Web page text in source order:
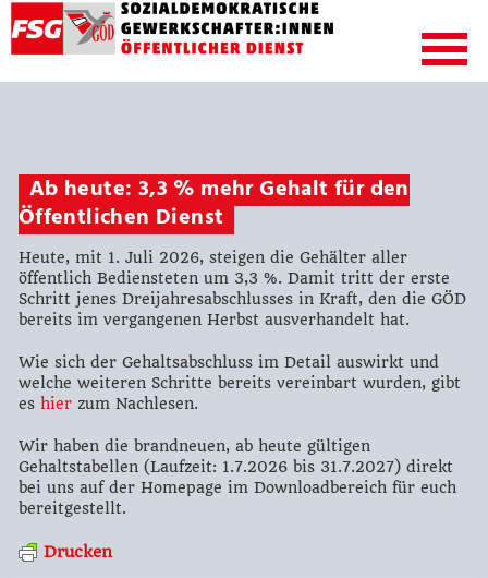
Ab heute: 3,3 % mehr Gehalt für den
Öffentlichen Dienst
Heute, mit 1. Juli 2026, steigen die Gehälter aller
öffentlich Bediensteten um 3,3 %. Damit tritt der erste
Schritt jenes Dreijahresabschlusses in Kraft, den die GÖD
bereits im vergangenen Herbst ausverhandelt hat.
Wie sich der Gehaltsabschluss im Detail auswirkt und
welche weiteren Schritte bereits vereinbart wurden, gibt
es hier zum Nachlesen.
Wir haben die brandneuen, ab heute gültigen
Gehaltstabellen (Laufzeit: 1.7.2026 bis 31.7.2027) direkt
bei uns auf der Homepage im Downloadbereich für euch
bereitgestellt.
Drucken